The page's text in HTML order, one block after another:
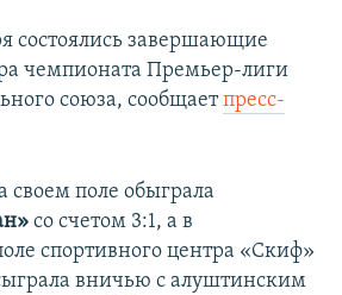
состоялись завершающие
чемпионата Премьер-лиги
союза, сообщаетпресс-
своем поле обыграла
со счетом 3:1, а в
спортивного центра «Скиф»
вничью с алуштинским